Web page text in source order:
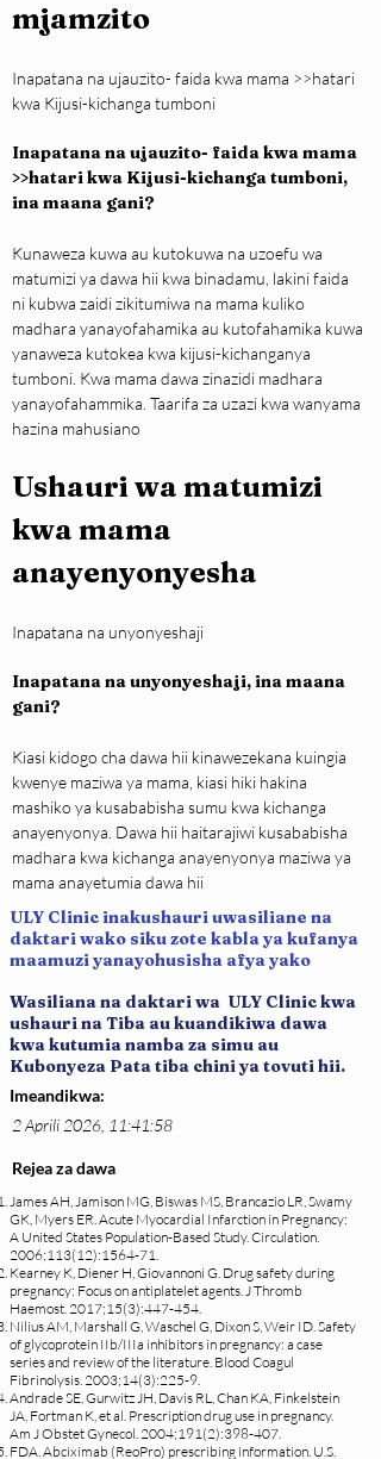
mjamzito
Inapatana na ujauzito- faida kwa mama >>hatari
kwa Kijusi-kichanga tumboni
Inapatana na ujauzito- faida kwa mama
>>hatari kwa Kijusi-kichanga tumboni,
ina maana gani?
Kunaweza kuwa au kutokuwa na uzoefu wa
matumizi ya dawa hii kwa binadamu, lakini faida
ni kubwa zaidi zikitumiwa na mama kuliko
madhara yanayofahamika au kutofahamika kuwa
yanaweza kutokea kwa kijusi-kichanganya
tumboni. Kwa mama dawa zinazidi madhara
yanayofahammika. Taarifa za uzazi kwa wanyama
hazina mahusiano
Ushauri wa matumizi
kwa mama
anayenyonyesha
Inapatana na unyonyeshaji
Inapatana na unyonyeshaji, ina maana
gani?
Kiasi kidogo cha dawa hii kinawezekana kuingia
kwenye maziwa ya mama, kiasi hiki hakina
mashiko ya kusababisha sumu kwa kichanga
anayenyonya. Dawa hii haitarajiwi kusababisha
madhara kwa kichanga anayenyonya maziwa ya
mama anayetumia dawa hii
ULY Clinic inakushauri uwasiliane na
daktari wako siku zote kabla ya kufanya
maamuzi yanayohusisha afya yako
Wasiliana na daktari wa ULY Clinic kwa
ushauri na Tiba au kuandikiwa dawa
kwa kutumia namba za simu au
Kubonyeza Pata tiba chini ya tovuti hii.
Imeandikwa:
2 Aprili 2026, 11:41:58
Rejea za dawa
James AH, Jamison MG, Biswas MS, Brancazio LR, Swamy
GK, Myers ER. Acute Myocardial Infarction in Pregnancy:
A United States Population-Based Study. Circulation.
2006;113(12):1564-71.
Kearney K, Diener H, Giovannoni G. Drug safety during
pregnancy: Focus on antiplatelet agents. J Thromb
Haemost. 2017;15(3):447-454.
Nilius AM, Marshall G, Waschel G, Dixon S, Weir ID. Safety
of glycoprotein IIb/IIIa inhibitors in pregnancy: a case
series and review of the literature. Blood Coagul
Fibrinolysis. 2003;14(3):225-9.
Andrade SE, Gurwitz JH, Davis RL, Chan KA, Finkelstein
JA, Fortman K, et al. Prescription drug use in pregnancy.
Am J Obstet Gynecol. 2004;191(2):398-407.
FDA. Abciximab (ReoPro) prescribing information. U.S.